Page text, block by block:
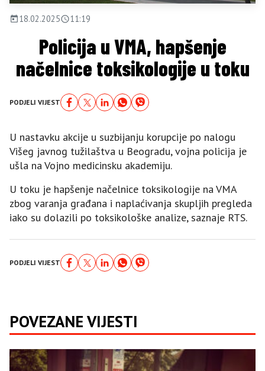
18.02.2025 11:19
Policija u VMA, hapšenje
načelnice toksikologije u toku
PODJELI VIJEST
U nastavku akcije u suzbijanju korupcije po nalogu
Višeg javnog tužilaštva u Beogradu, vojna policija je
ušla na Vojno medicinsku akademiju.
U toku je hapšenje načelnice toksikologije na VMA
zbog varanja građana i naplaćivanja skupljih pregleda
iako su dolazili po toksikološke analize, saznaje RTS.
PODJELI VIJEST
POVEZANE VIJESTI